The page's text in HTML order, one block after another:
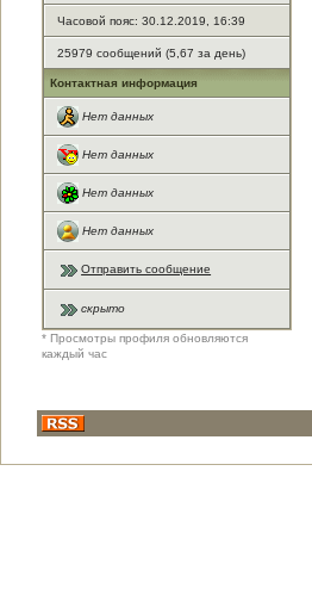
Часовой пояс: 30.12.2019, 16:39
25979 сообщений (5,67 за день)
Контактная информация
Нет данных
Нет данных
Нет данных
Нет данных
Отправить сообщение
скрыто
* Просмотры профиля обновляются
каждый час